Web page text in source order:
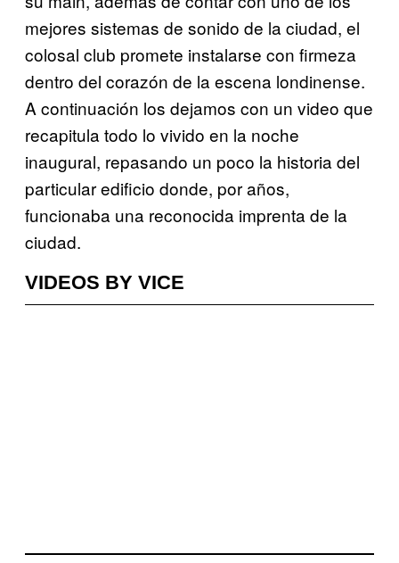
mejores sistemas de sonido de la ciudad, el
colosal club promete instalarse con firmeza
dentro del corazón de la escena londinense.
A continuación los dejamos con un video que
recapitula todo lo vivido en la noche
inaugural, repasando un poco la historia del
particular edificio donde, por años,
funcionaba una reconocida imprenta de la
ciudad.
VIDEOS BY VICE